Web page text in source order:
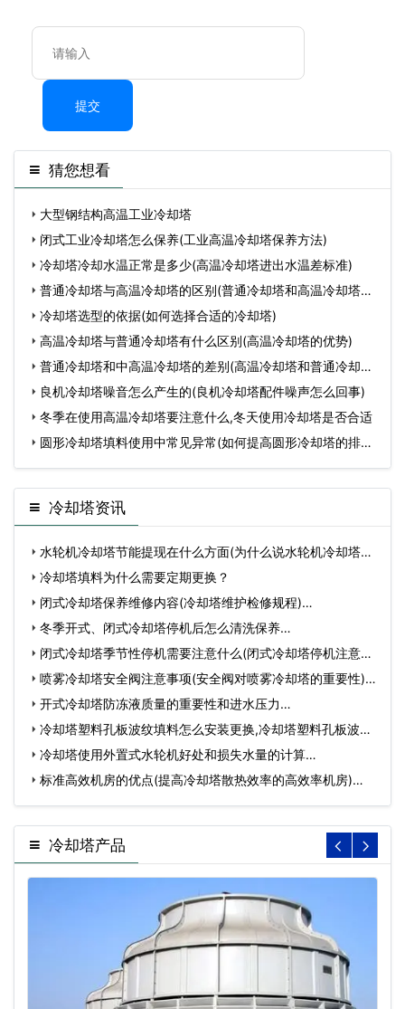
提交
猜您想看
大型钢结构高温工业冷却塔
闭式工业冷却塔怎么保养(工业高温冷却塔保养方法)
冷却塔冷却水温正常是多少(高温冷却塔进出水温差标准)
普通冷却塔与高温冷却塔的区别(普通冷却塔和高温冷却塔不
同 冷却塔选型的依据(如何选择合适的冷却塔)
高温冷却塔与普通冷却塔有什么区别(高温冷却塔的优势)
普通冷却塔和中高温冷却塔的差别(高温冷却塔和普通冷却塔
区 良机冷却塔噪音怎么产生的(良机冷却塔配件噪声怎么回事)
冬季在使用高温冷却塔要注意什么,冬天使用冷却塔是否合适
圆形冷却塔填料使用中常见异常(如何提高圆形冷却塔的排风
量
冷却塔资讯
水轮机冷却塔节能提现在什么方面(为什么说水轮机冷却塔对
节…冷却塔填料为什么需要定期更换？
闭式冷却塔保养维修内容(冷却塔维护检修规程)…
冬季开式、闭式冷却塔停机后怎么清洗保养…
闭式冷却塔季节性停机需要注意什么(闭式冷却塔停机注意事
项…喷雾冷却塔安全阀注意事项(安全阀对喷雾冷却塔的重要性)…
开式冷却塔防冻液质量的重要性和进水压力…
冷却塔塑料孔板波纹填料怎么安装更换,冷却塔塑料孔板波纹
填…冷却塔使用外置式水轮机好处和损失水量的计算…
标准高效机房的优点(提高冷却塔散热效率的高效率机房)…
冷却塔产品